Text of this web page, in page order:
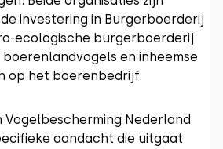
investering in Burgerboerderij
ecologische burgerboerderij
en inheemse
op het boerenbedrijf.
Vogelbescherming Nederland
aandacht die uitgaat